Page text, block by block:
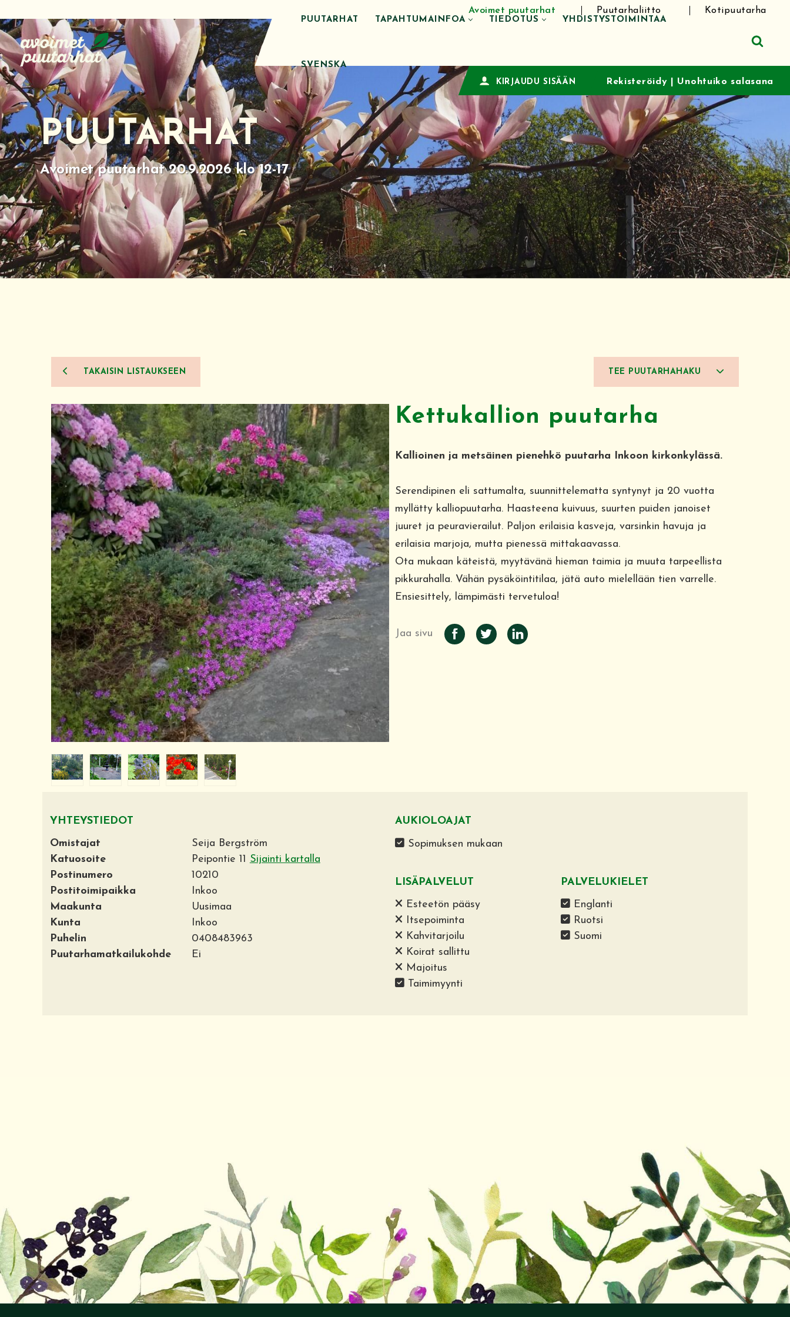
Siirry
suoraan
sisältöön
Avoimet puutarhat Puutarhaliitto Kotipuutarha
PUUTARHAT TAPAHTUMAINFOA TIEDOTUS YHDISTYSTOIMINTAA
SVENSKA
KIRJAUDU SISÄÄN
Rekisteröidy Unohtuiko salasana
PUUTARHAT
Avoimet puutarhat 20.9.2026 klo 12-17
TAKAISIN LISTAUKSEEN TEE PUUTARHAHAKU
Kettukallion puutarha
Kallioinen ja metsäinen pienehkö puutarha Inkoon kirkonkylässä.
Serendipinen eli sattumalta, suunnittelematta syntynyt ja 20 vuotta
myllätty kalliopuutarha. Haasteena kuivuus, suurten puiden janoiset
juuret ja peuravierailut. Paljon erilaisia kasveja, varsinkin havuja ja
erilaisia marjoja, mutta pienessä mittakaavassa.
Ota mukaan käteistä, myytävänä hieman taimia ja muuta tarpeellista
pikkurahalla. Vähän pysäköintitilaa, jätä auto mielellään tien varrelle.
Ensiesittely, lämpimästi tervetuloa!
Jaa sivu
YHTEYSTIEDOT
Omistajat
Seija Bergström
Katuosoite
Peipontie 11 Sijainti kartalla
Postinumero
10210
Postitoimipaikka
Inkoo
Maakunta
Uusimaa
Kunta
Inkoo
Puhelin
0408483963
Puutarhamatkailukohde
Ei
AUKIOLOAJAT
Sopimuksen mukaan
LISÄPALVELUT
Esteetön pääsy
Itsepoiminta
Kahvitarjoilu
Koirat sallittu
Majoitus
Taimimyynti
PALVELUKIELET
Englanti
Ruotsi
Suomi